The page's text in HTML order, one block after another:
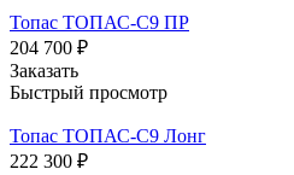
Топас ТОПАС-С9 ПР
204 700 ₽
Заказать
Быстрый просмотр
Топас ТОПАС-С9 Лонг
222 300 ₽